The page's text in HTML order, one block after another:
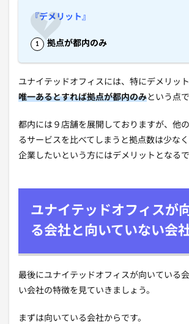
『デメリット』
拠点が都内のみ
ユナイテッドオフィスには、特にデメリット
唯一あるとすれば拠点が都内のみという点で
都内には９店舗を展開しておりますが、他
るサービスを比べてしまうと拠点数は少な
企業したいという方にはデメリットとなるで
ユナイテッドオフィスが
る会社と向いていない会
最後にユナイテッドオフィスが向いている
い会社の特徴を見ていきましょう。
まずは向いている会社からです。